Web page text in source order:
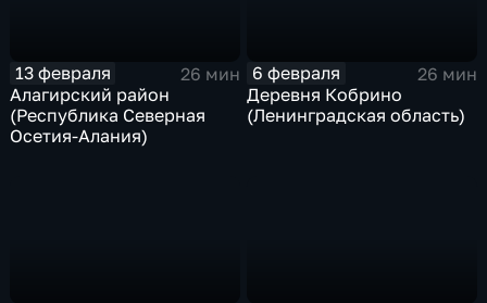
13 февраля
26 мин
Алагирский район
(Республика Северная
Осетия-Алания)
6 февраля
26 мин
Деревня Кобрино
(Ленинградская область)